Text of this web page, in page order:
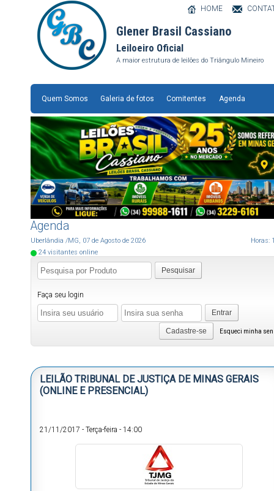
Glener Brasil Cassiano
Leiloeiro Oficial
A maior estrutura de leilões do Triângulo Mineiro
HOME
Quem Somos Galeria de fotos Comitentes Agenda
Agenda
Uberlândia /MG, 07 de Agosto de 2026 Horas:
24 visitantes online
Pesquisar
Faça seu login
Entrar
Esqueci minha
Cadastre-se
LEILÃO TRIBUNAL DE JUSTIÇA DE MINAS GERAIS
(ONLINE E PRESENCIAL)
21/11/2017 - Terça-feira - 14:00